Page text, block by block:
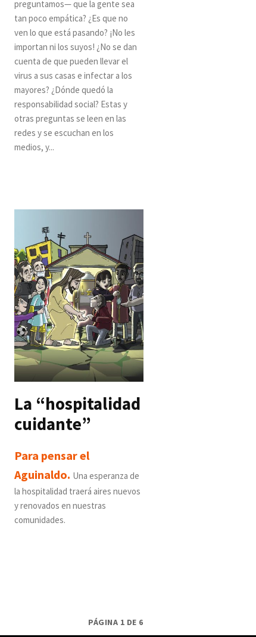
preguntamos— que la gente sea
tan poco empática? ¿Es que no
ven lo que está pasando? ¡No les
importan ni los suyos! ¿No se dan
cuenta de que pueden llevar el
virus a sus casas e infectar a los
mayores? ¿Dónde quedó la
responsabilidad social? Estas y
otras preguntas se leen en las
redes y se escuchan en los
medios, y...
La “hospitalidad
cuidante”
Para pensar el
Aguinaldo. Una esperanza de
la hospitalidad traerá aires nuevos
y renovados en nuestras
comunidades.
PÁGINA 1 DE 6